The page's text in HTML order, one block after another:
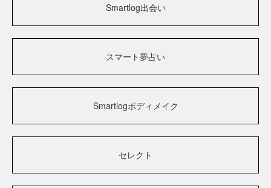
Smartlog出会い
スマート夢占い
Smartlogボディメイク
セレクト